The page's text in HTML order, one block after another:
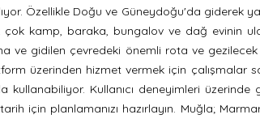
Özellikle Doğu ve Güneydoğu'da
kamp, baraka, bungalov ve dağ evinin
ve gidilen çevredeki önemli rota ve
üzerinden hizmet vermek için çalışmalar
Kullanıcı deneyimleri
için planlamanızı hazırlayın. Muğla;